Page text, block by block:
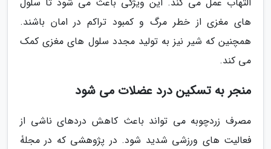
های مغزی از خطر مرگ و کمبود تراکم در امان باشند.
همچنین که شیر نیز به تولید مجدد سلول های مغزی کمک
می کند.
منجر به تسکین درد عضلات می شود
مصرف زردچوبه می تواند باعث کاهش دردهای ناشی از
فعالیت های ورزشی شدید شود. در پژوهشی که در مجلۀ